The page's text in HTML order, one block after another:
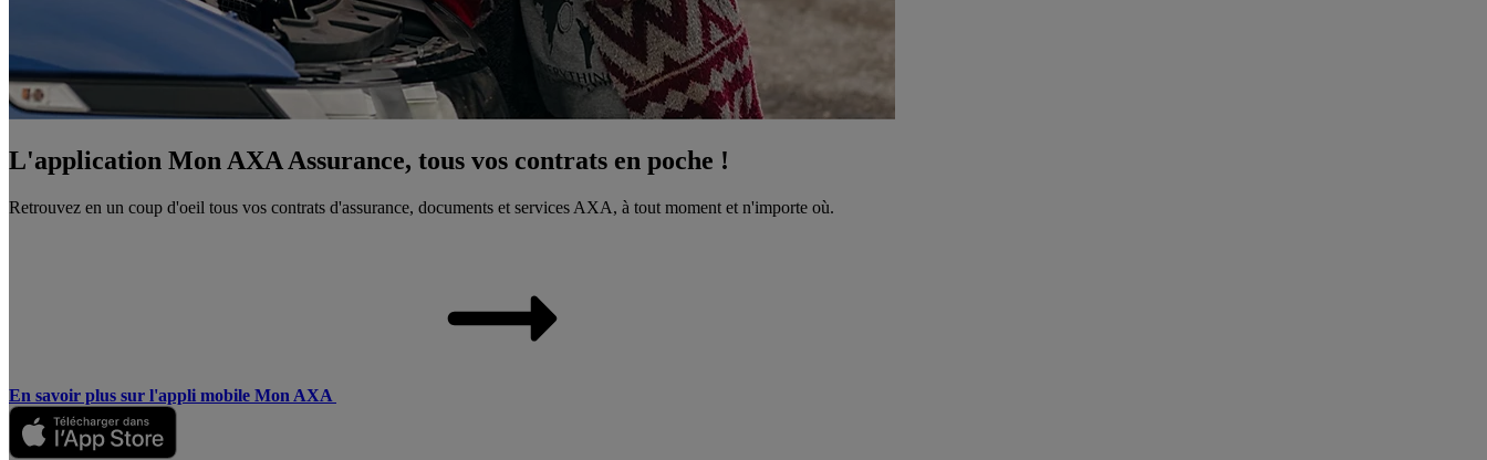
L'application Mon AXA Assurance, tous vos contrats en poche !
Retrouvez en un coup d'oeil tous vos contrats d'assurance, documents et services AXA, à tout moment et n'importe où.
En savoir plus sur l'appli mobile Mon AXA